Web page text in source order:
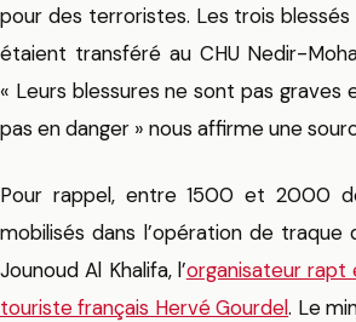
pour des terroristes. Les trois
étaient transféré au CHU Nedir-
« Leurs blessures ne sont pas graves
pas en danger » nous affirme une
Pour rappel, entre 1500 et 2000
mobilisés dans l’opération de
Jounoud Al Khalifa, l’organisateur rapt
touriste français Hervé Gourdel. Le